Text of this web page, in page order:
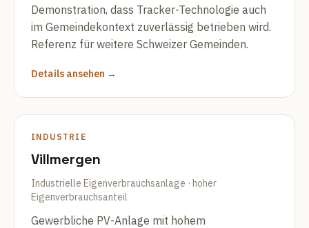
Demonstration, dass Tracker-Technologie auch
im Gemeindekontext zuverlässig betrieben wird.
Referenz für weitere Schweizer Gemeinden.
Details ansehen →
INDUSTRIE
Villmergen
Industrielle Eigenverbrauchsanlage · hoher
Eigenverbrauchsanteil
Gewerbliche PV-Anlage mit hohem